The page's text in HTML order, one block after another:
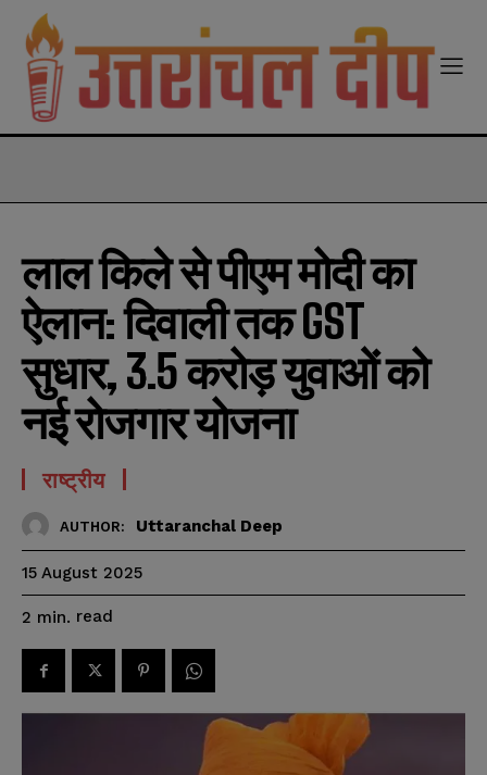
लाल किले से पीएम मोदी का
ऐलान: दिवाली तक GST
सुधार, 3.5 करोड़ युवाओं को
नई रोजगार योजना
राष्ट्रीय
AUTHOR: Uttaranchal Deep
15 August 2025
2 min. read